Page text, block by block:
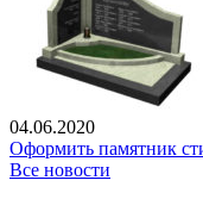
04.06.2020
Оформить памятник
Все новости